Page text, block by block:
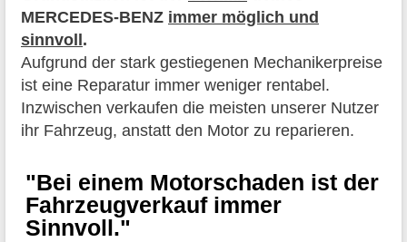
MERCEDES-BENZ immer möglich und
sinnvoll .
Aufgrund der stark gestiegenen Mechanikerpreise
ist eine Reparatur immer weniger rentabel.
Inzwischen verkaufen die meisten unserer Nutzer
ihr Fahrzeug, anstatt den Motor zu reparieren.
"Bei einem Motorschaden ist der
Fahrzeugverkauf immer
Sinnvoll."